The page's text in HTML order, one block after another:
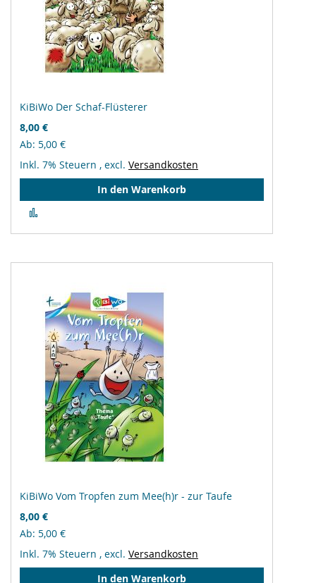
KiBiWo Der Schaf-Flüsterer
8,00 €
Ab 5,00 €
Inkl. 7% Steuern , excl. Versandkosten
In den Warenkorb
hinzufügen
KiBiWo Vom Tropfen zum Mee(h)r - zur Taufe
8,00 €
Ab 5,00 €
Inkl. 7% Steuern , excl. Versandkosten
In den Warenkorb